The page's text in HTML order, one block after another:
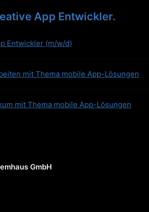
App Entwickler.
Entwickler (m/w/d)
mit Thema mobile App-Lösungen
mit Thema mobile App-Lösungen
GmbH